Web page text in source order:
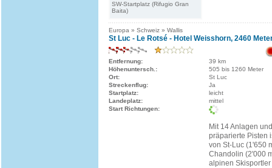
SW-Startplatz (Rifugio Gran
Baita)
Europa » Schweiz » Wallis
St Luc - Le Rotsé - Hotel Weisshorn, 2460
Entfernung:
39 km
Höhenuntersch.:
505 bis 1260 Meter
Ort:
St Luc
Streckenflug:
Ja
Startplatz:
leicht
Landeplatz:
mittel
Start Richtungen:
Mit 14 Anlagen
präparierte Pisten
von St-Luc (1'650
Chandolin (2'000
alpinen Skisportler